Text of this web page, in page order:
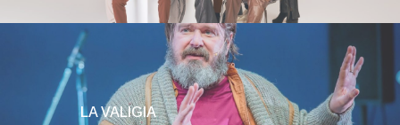
LA VALIGIA